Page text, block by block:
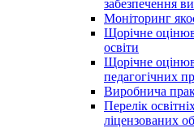
забезпечення
Моніторинг
Щорічне
освіти
Щорічне
педагогічних
Виробнича
Перелік
ліцензoваних